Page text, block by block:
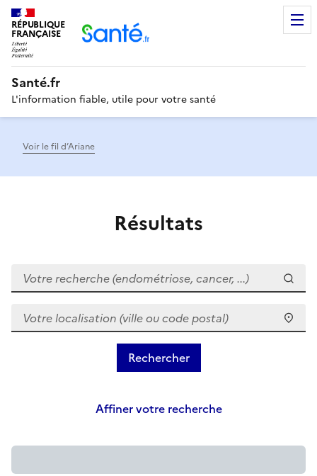
RÉPUBLIQUE
FRANÇAISE
Santé.fr
L'information fiable, utile pour votre santé
Voir le fil d’Ariane
Résultats
Votre recherche (endométriose, cancer, ...)
Votre localisation (ville ou code postal)
Affiner votre recherche